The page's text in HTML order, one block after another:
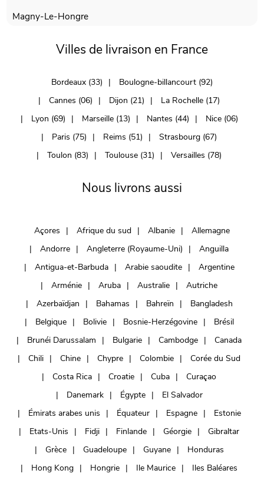
Magny-Le-Hongre
Villes de livraison en France
Bordeaux (33)
Boulogne-billancourt (92)
Cannes (06)
Dijon (21)
La Rochelle (17)
Lyon (69)
Marseille (13) Nantes (44)
Nice (06)
Paris (75)
Reims (51)
Strasbourg (67)
Toulon (83)
Toulouse (31) Versailles (78)
Nous livrons aussi
Açores Afrique du sud Albanie
Allemagne
Andorre
Angleterre (Royaume-Uni)
Anguilla
Antigua-et-Barbuda
Arabie saoudite
Argentine
Arménie
Aruba Australie
Autriche
Azerbaïdjan
Bahamas Bahreïn
Bangladesh
Belgique
Bolivie Bosnie-Herzégovine
Brésil
Brunéi Darussalam
Bulgarie Cambodge
Canada
Chili
Chine Chypre Colombie
Corée du Sud
Costa Rica
Croatie Cuba
Curaçao
Danemark
Égypte
El Salvador
Émirats arabes unis
Équateur Espagne
Estonie
Etats-Unis
Fidji Finlande Géorgie
Gibraltar
Grèce
Guadeloupe Guyane
Honduras
Hong Kong
Hongrie Ile Maurice
Iles Baléares